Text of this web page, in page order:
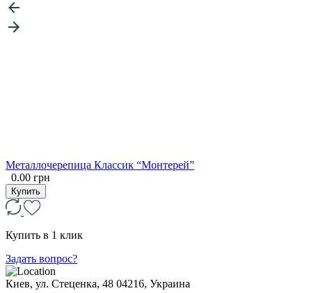
Металлочерепица Классик “Монтерей”
0.00 грн
Купить
Купить в 1 клик
Задать вопрос?
Киев, ул. Стеценка, 48 04216, Украина